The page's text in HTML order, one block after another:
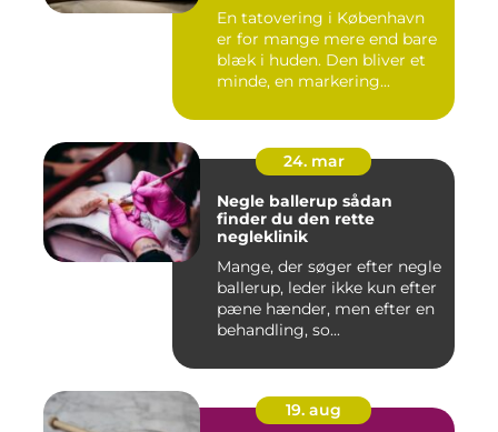
En tatovering i København
er for mange mere end bare
blæk i huden. Den bliver et
minde, en markering...
24. mar
Negle ballerup sådan
finder du den rette
negleklinik
Mange, der søger efter negle
ballerup, leder ikke kun efter
pæne hænder, men efter en
behandling, so...
19. aug